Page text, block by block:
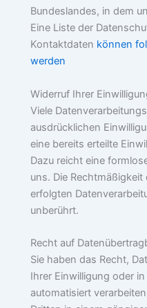
Bundeslandes, in dem
Eine Liste der
Kontaktdaten können
werden
Widerruf Ihrer
Viele
ausdrücklichen
eine bereits erteilte
Dazu reicht eine
uns. Die
erfolgten
unberührt.
Recht auf
Sie haben das Recht,
Ihrer Einwilligung oder
automatisiert